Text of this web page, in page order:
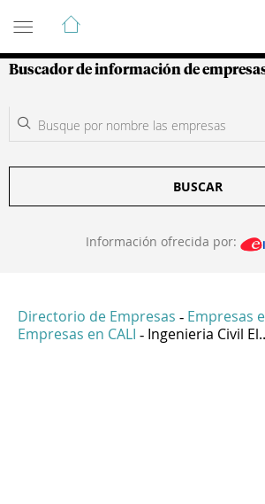
Guía de Empresas
Buscador de información de
BUSCAR
Información ofrecida por:
Directorio de Empresas - Empresas
Empresas en CALI - Ingenieria Civil